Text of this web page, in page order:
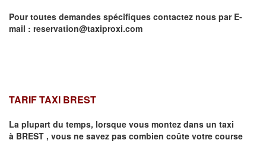
Pour toutes demandes spécifiques contactez nous par E-
mail : reservation@taxiproxi.com
TARIF TAXI BREST
La plupart du temps, lorsque vous montez dans un taxi
à BREST , vous ne savez pas combien coûte votre course